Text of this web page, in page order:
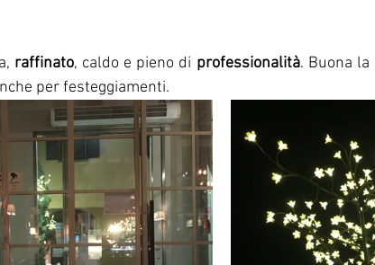
raffinato, caldo e pieno di professionalità. Buona la
per festeggiamenti.